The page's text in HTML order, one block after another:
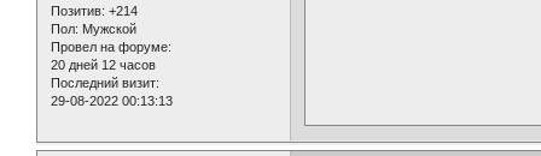
Позитив: +214
Пол: Мужской
Провел на форуме:
20 дней 12 часов
Последний визит:
29-08-2022 00:13:13